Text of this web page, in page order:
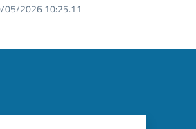
05/2026 10:25.11